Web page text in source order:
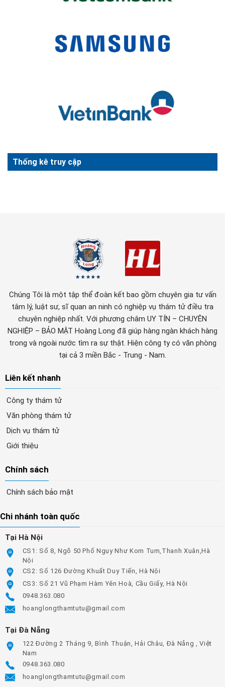
Thống kê truy cập
Chúng Tôi là một tập thể đoàn kết bao gồm chuyên gia tư vấn
tâm lý, luật sư, sĩ quan an ninh có nghiệp vụ thám tử điều tra
chuyên nghiệp nhất. Với phương châm UY TÍN – CHUYÊN
NGHIỆP – BẢO MẬT Hoàng Long đã giúp hàng ngàn khách hàng
trong và ngoài nước tìm ra sự thật. Hiện công ty có văn phòng
tại cả 3 miền Bắc - Trung - Nam.
Liên kết nhanh
Công ty thám tử
Văn phòng thám tử
Dịch vụ thám tử
Giới thiệu
Chính sách
Chính sách bảo mật
Chi nhánh toàn quốc
Tại Hà Nội
CS1: Số 8, Ngõ 50 Phố Ngụy Như Kom Tum,Thanh Xuân,Hà
Nội
CS2: Số 126 Đường Khuất Duy Tiến, Hà Nội
CS3: Số 21 Vũ Phạm Hàm Yên Hoà, Cầu Giấy, Hà Nội
0948.363.080
hoanglongthamtutu@gmail.com
Tại Đà Nẵng
122 Đường 2 Tháng 9, Bình Thuận, Hải Châu, Đà Nẵng , Việt
Nam
0948.363.080
hoanglongthamtutu@gmail.com